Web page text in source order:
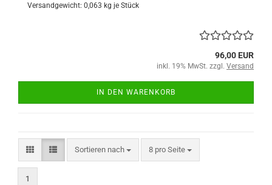
Versandgewicht: 0,063 kg je Stück
96,00 EUR
inkl. 19% MwSt. zzgl. Versand
IN DEN WARENKORB
Sortieren nach
Sortieren nach 8 pro Seite
pro Seite
1